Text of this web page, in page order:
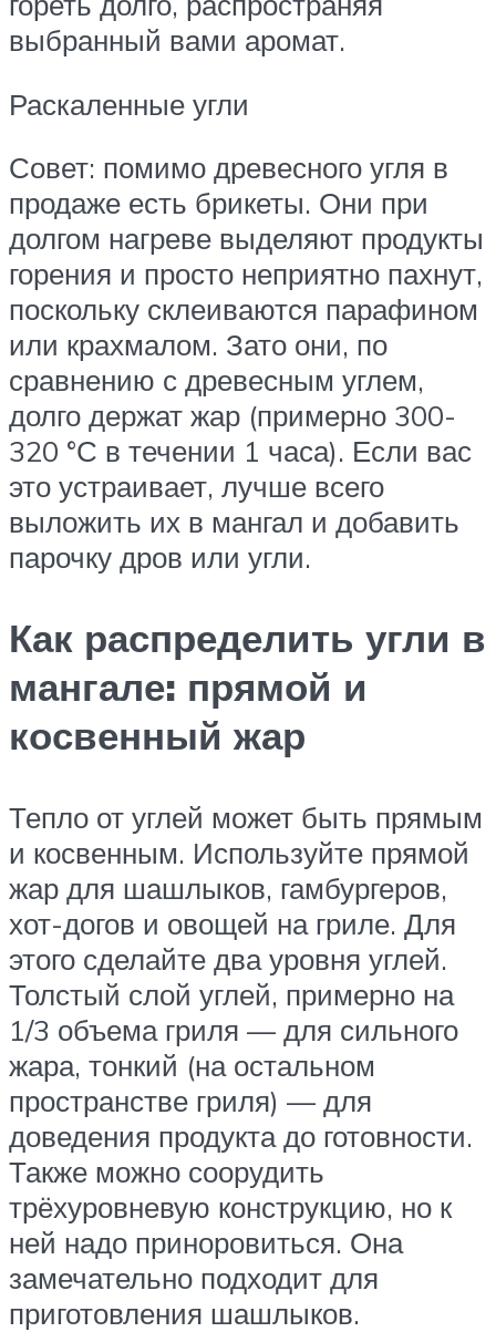
выбранный вами аромат.
Раскаленные угли
Совет: помимо древесного угля в
продаже есть брикеты. Они при
долгом нагреве выделяют продукты
горения и просто неприятно пахнут,
поскольку склеиваются парафином
или крахмалом. Зато они, по
сравнению с древесным углем,
долго держат жар (примерно 300-
320 °С в течении 1 часа). Если вас
это устраивает, лучше всего
выложить их в мангал и добавить
парочку дров или угли.
Как распределить угли в
мангале: прямой и
косвенный жар
Тепло от углей может быть прямым
и косвенным. Используйте прямой
жар для шашлыков, гамбургеров,
хот-догов и овощей на гриле. Для
этого сделайте два уровня углей.
Толстый слой углей, примерно на
1/3 объема гриля — для сильного
жара, тонкий (на остальном
пространстве гриля) — для
доведения продукта до готовности.
Также можно соорудить
трёхуровневую конструкцию, но к
ней надо приноровиться. Она
замечательно подходит для
приготовления шашлыков.